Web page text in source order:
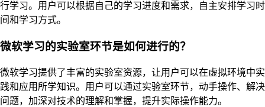
行学习。用户可以根据自己的学习进度和需求，自主安排学习时
间和学习方式。
微软学习的实验室环节是如何进行的？
微软学习提供了丰富的实验室资源，让用户可以在虚拟环境中实
践和应用所学知识。用户可以通过实验室环节，动手操作、解决
问题，加深对技术的理解和掌握，提升实际操作能力。